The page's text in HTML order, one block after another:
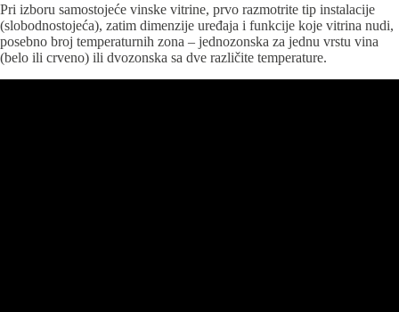
Pri izboru samostojeće vinske vitrine, prvo razmotrite tip instalacije
(slobodnostojeća), zatim dimenzije uređaja i funkcije koje vitrina nudi,
posebno broj temperaturnih zona – jednozonska za jednu vrstu vina
(belo ili crveno) ili dvozonska sa dve različite temperature.